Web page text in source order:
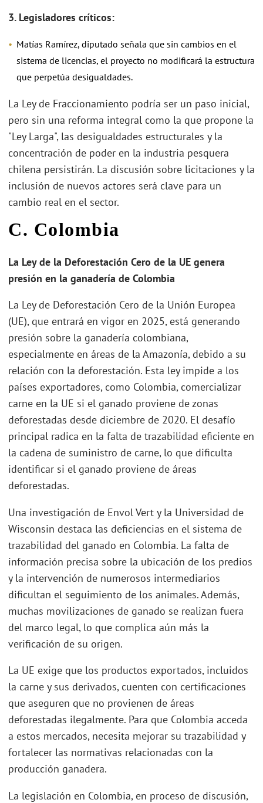
3. Legisladores críticos:
Matías Ramírez, diputado señala que sin cambios en el
sistema de licencias, el proyecto no modificará la estructura
que perpetúa desigualdades.
La Ley de Fraccionamiento podría ser un paso inicial,
pero sin una reforma integral como la que propone la
"Ley Larga", las desigualdades estructurales y la
concentración de poder en la industria pesquera
chilena persistirán. La discusión sobre licitaciones y la
inclusión de nuevos actores será clave para un
cambio real en el sector.
C. Colombia
La Ley de la Deforestación Cero de la UE genera
presión en la ganadería de Colombia
La Ley de Deforestación Cero de la Unión Europea
(UE), que entrará en vigor en 2025, está generando
presión sobre la ganadería colombiana,
especialmente en áreas de la Amazonía, debido a su
relación con la deforestación. Esta ley impide a los
países exportadores, como Colombia, comercializar
carne en la UE si el ganado proviene de zonas
deforestadas desde diciembre de 2020. El desafío
principal radica en la falta de trazabilidad eficiente en
la cadena de suministro de carne, lo que dificulta
identificar si el ganado proviene de áreas
deforestadas.
Una investigación de Envol Vert y la Universidad de
Wisconsin destaca las deficiencias en el sistema de
trazabilidad del ganado en Colombia. La falta de
información precisa sobre la ubicación de los predios
y la intervención de numerosos intermediarios
dificultan el seguimiento de los animales. Además,
muchas movilizaciones de ganado se realizan fuera
del marco legal, lo que complica aún más la
verificación de su origen.
La UE exige que los productos exportados, incluidos
la carne y sus derivados, cuenten con certificaciones
que aseguren que no provienen de áreas
deforestadas ilegalmente. Para que Colombia acceda
a estos mercados, necesita mejorar su trazabilidad y
fortalecer las normativas relacionadas con la
producción ganadera.
La legislación en Colombia, en proceso de discusión,